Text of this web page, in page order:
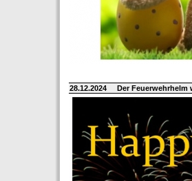
28.12.2024 Der